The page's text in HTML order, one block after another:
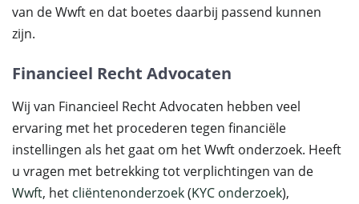
van de Wwft en dat boetes daarbij passend kunnen
zijn.
Financieel Recht Advocaten
Wij van Financieel Recht Advocaten hebben veel
ervaring met het procederen tegen financiële
instellingen als het gaat om het Wwft onderzoek. Heeft
u vragen met betrekking tot verplichtingen van de
Wwft, het cliëntenonderzoek(KYC onderzoek),